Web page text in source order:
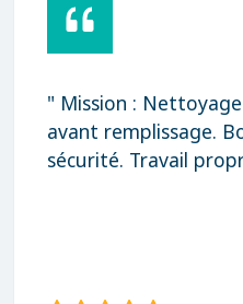
" Mission :
avant remplissage.
sécurité. Travail